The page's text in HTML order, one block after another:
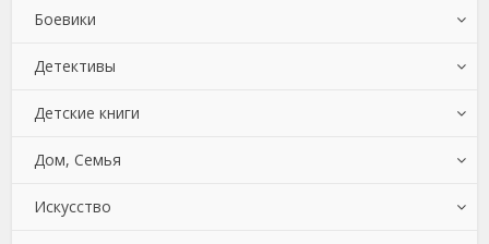
Банковское дело
Бухучет, налогообложение, аудит
Делопроизводство
Зарубежная деловая литература
Корпоративная культура
Боевики
Боевики: Прочее
Криминальные боевики
Триллеры
Детективы
Зарубежные детективы
Иронические детективы
Исторические детективы
Детские книги
Детская проза
Детская фантастика
Дом, Семья
Автомобили и ПДД
Искусство